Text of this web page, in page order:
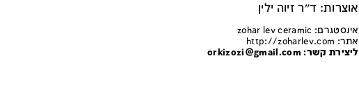
אוצרות: ד״ר זיוה ילין
אינסטגרם: zohar lev ceramic
אתר: http://zoharlev.com
ליצירת קשר: orkizozi@gmail.com